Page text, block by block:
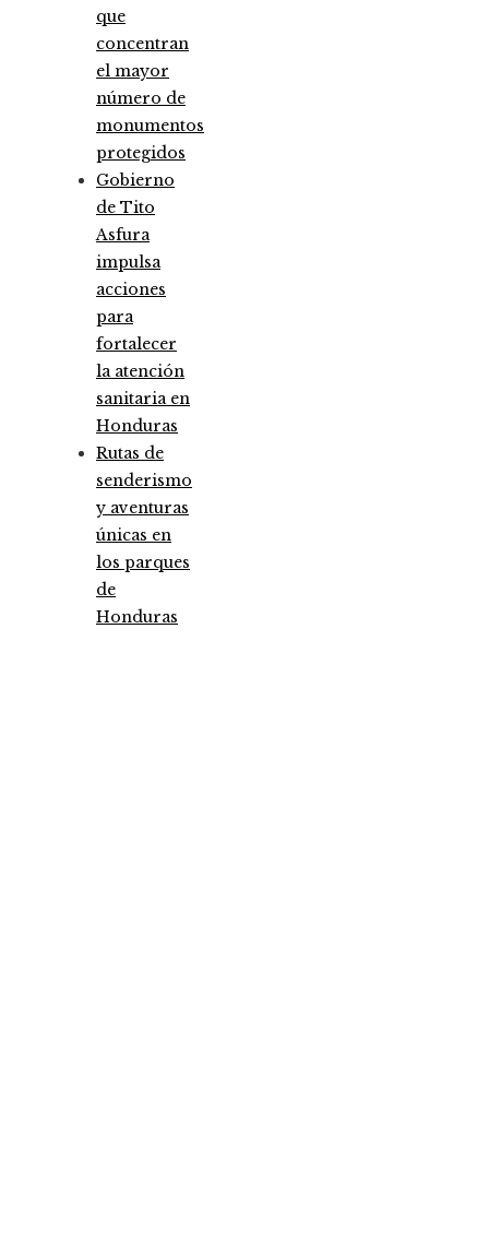
que
concentran
el mayor
número de
monumentos
protegidos
Gobierno
de Tito
Asfura
impulsa
acciones
para
fortalecer
la atención
sanitaria en
Honduras
Rutas de
senderismo
y aventuras
únicas en
los parques
de
Honduras